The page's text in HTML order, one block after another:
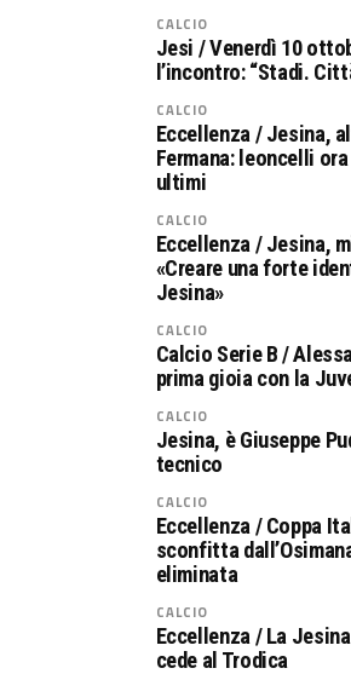
CALCIO
Jesi / Venerdì 10
l’incontro: “Stadi.
CALCIO
Eccellenza / Jesina,
Fermana: leoncelli
ultimi
CALCIO
Eccellenza / Jesina,
«Creare una forte
Jesina»
CALCIO
Calcio Serie B /
prima gioia con la
CALCIO
Jesina, è Giuseppe
tecnico
CALCIO
Eccellenza / Coppa
sconfitta
eliminata
CALCIO
Eccellenza / La
cede al Trodica